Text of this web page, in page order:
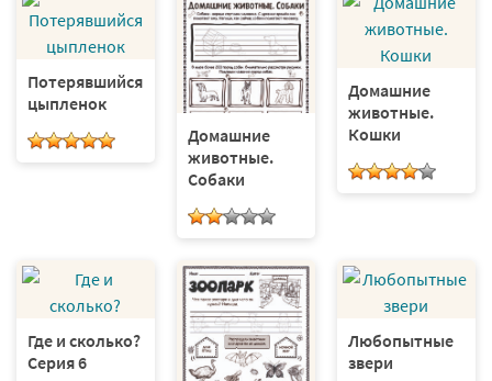
Потерявшийся
цыпленок
Домашние
животные.
Собаки
Домашние
животные.
Кошки
Где и сколько?
Серия 6
Любопытные
звери